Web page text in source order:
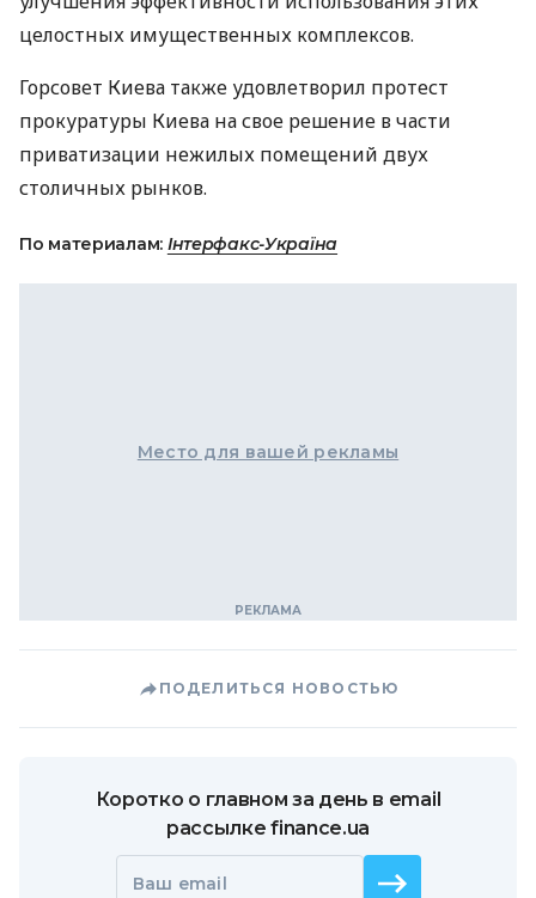
целостных имущественных комплексов.
Горсовет Киева также удовлетворил протест
прокуратуры Киева на свое решение в части
приватизации нежилых помещений двух
столичных рынков.
По материалам: Інтерфакс-Україна
Место для вашей рекламы
ПОДЕЛИТЬСЯ НОВОСТЬЮ
Коротко о главном за день в email
рассылке finance.ua
Ваш email